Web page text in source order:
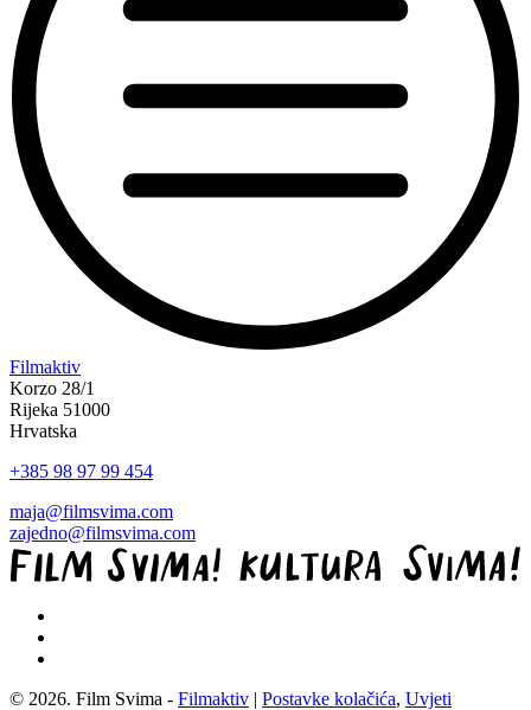
“Koke
svima
—
inkluzivna
svima
Kino
Mediteran
projekcija
u
kinu
Bačvice”
Filmaktiv
Korzo 28/1
Rijeka 51000
Hrvatska
+385 98 97 99 454
maja@filmsvima.com
zajedno@filmsvima.com
© 2026. Film Svima - Filmaktiv | Postavke kolačića, Uvjeti